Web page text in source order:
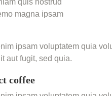
quis nostrud
magna ipsam
ipsam voluptatem quia
aut fugit, sed quia.
coffee